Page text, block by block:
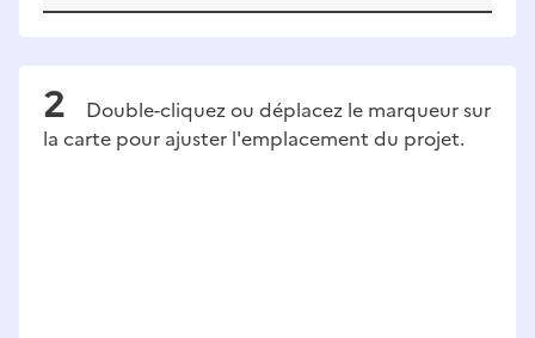
Double-cliquez ou déplacez le marqueur sur
la carte pour ajuster l'emplacement du projet.